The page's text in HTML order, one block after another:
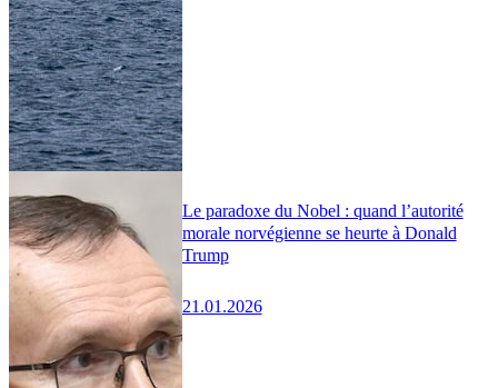
Le paradoxe du Nobel : quand l’autorité
morale norvégienne se heurte à Donald
Trump
21.01.2026